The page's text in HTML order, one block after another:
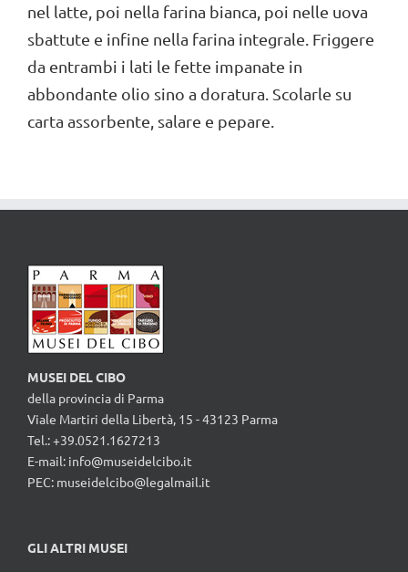
nel latte, poi nella farina bianca, poi nelle uova
sbattute e infine nella farina integrale. Friggere
da entrambi i lati le fette impanate in
abbondante olio sino a doratura. Scolarle su
carta assorbente, salare e pepare.
MUSEI DEL CIBO
della provincia di Parma
Viale Martiri della Libertà, 15 - 43123 Parma
Tel.: +39.0521.1627213
E-mail: info@museidelcibo.it
PEC: museidelcibo@legalmail.it
GLI ALTRI MUSEI